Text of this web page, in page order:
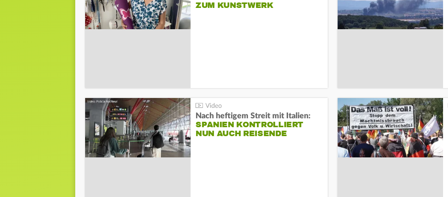
ZUM KUNSTWERK
Nach heftigem Streit mit Italien:
SPANIEN KONTROLLIERT
NUN AUCH REISENDE